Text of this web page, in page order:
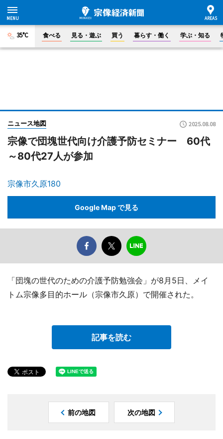
35°C 食べる 見る・遊ぶ 買う 暮らす・働く 学ぶ・知る
ニュース地図 2025.08.08
宗像で団塊世代向け介護予防セミナー 60代
～80代27人が参加
宗像市久原180
Google Map で見る
「団塊の世代のための介護予防勉強会」が8月5日、メイ
トム宗像多目的ホール（宗像市久原）で開催された。
記事を読む
前の地図 次の地図